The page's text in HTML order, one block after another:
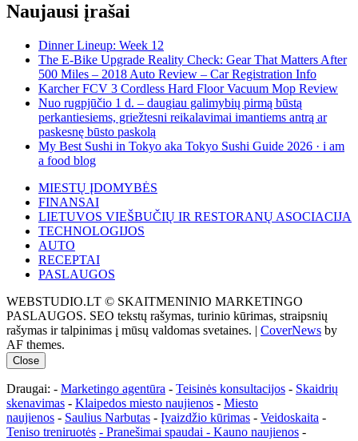
Naujausi įrašai
Dinner Lineup: Week 12
The E-Bike Upgrade Reality Check: Gear That Matters After
500 Miles – 2018 Auto Review – Car Registration Info
Karcher FCV 3 Cordless Hard Floor Vacuum Mop Review
Nuo rugpjūčio 1 d. – daugiau galimybių pirmą būstą
perkantiesiems, griežtesni reikalavimai imantiems antrą ar
paskesnę būsto paskolą
My Best Sushi in Tokyo aka Tokyo Sushi Guide 2026 · i am
a food blog
MIESTŲ ĮDOMYBĖS
FINANSAI
LIETUVOS VIEŠBUČIŲ IR RESTORANŲ ASOCIACIJA
TECHNOLOGIJOS
AUTO
RECEPTAI
PASLAUGOS
WEBSTUDIO.LT © SKAITMENINIO MARKETINGO
PASLAUGOS. SEO tekstų rašymas, turinio kūrimas, straipsnių
rašymas ir talpinimas į mūsų valdomas svetaines. | CoverNews by
AF themes.
Close
Draugai: - Marketingo agentūra - Teisinės konsultacijos - Skaidrių
skenavimas - Klaipedos miesto naujienos - Miesto
naujienos - Saulius Narbutas - Įvaizdžio kūrimas - Veidoskaita -
Teniso treniruotės - Pranešimai spaudai - Kauno naujienos -